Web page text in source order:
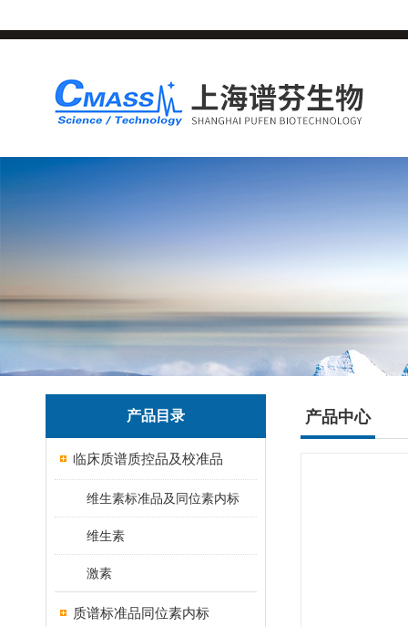
产品目录
临床质谱质控品及校准品
维生素标准品及同位素内标
维生素
激素
质谱标准品同位素内标
产品中心